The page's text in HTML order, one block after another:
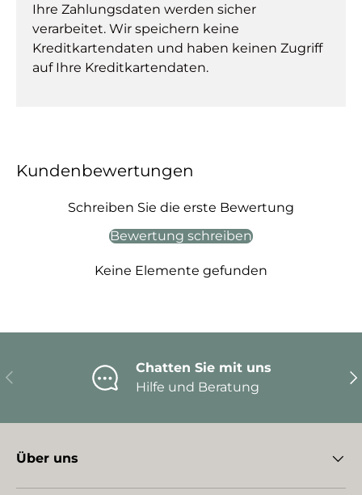
Ihre Zahlungsdaten werden sicher
verarbeitet. Wir speichern keine
Kreditkartendaten und haben keinen Zugriff
auf Ihre Kreditkartendaten.
Kundenbewertungen
Schreiben Sie die erste Bewertung
Bewertung schreiben
Keine Elemente gefunden
Vorherige
Chatten Sie mit uns
Hilfe und Beratung
Über uns